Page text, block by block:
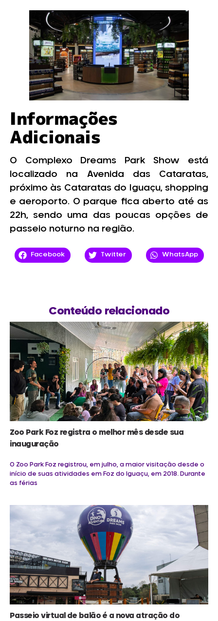
Informações
Adicionais
O Complexo Dreams Park Show está
localizado na Avenida das Cataratas,
próximo às Cataratas do Iguaçu, shopping
e aeroporto. O parque fica aberto até as
22h, sendo uma das poucas opções de
passeio noturno na região.
Facebook Twitter WhatsApp
Conteúdo relacionado
Zoo Park Foz registra o melhor mês desde sua
inauguração
O Zoo Park Foz registrou, em julho, a maior visitação desde o
início de suas atividades em Foz do Iguaçu, em 2018. Durante
as férias
Passeio virtual de balão é a nova atração do